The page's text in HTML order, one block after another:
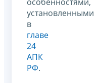
установленными
в
главе
24
АПК
РФ.